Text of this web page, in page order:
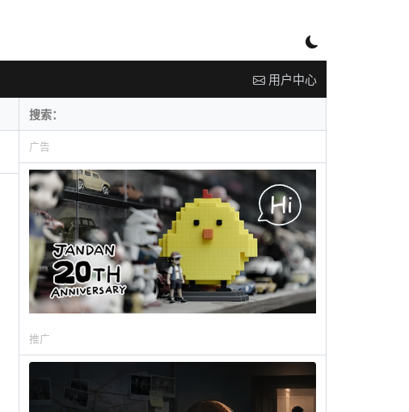
用户中心
广告
推广